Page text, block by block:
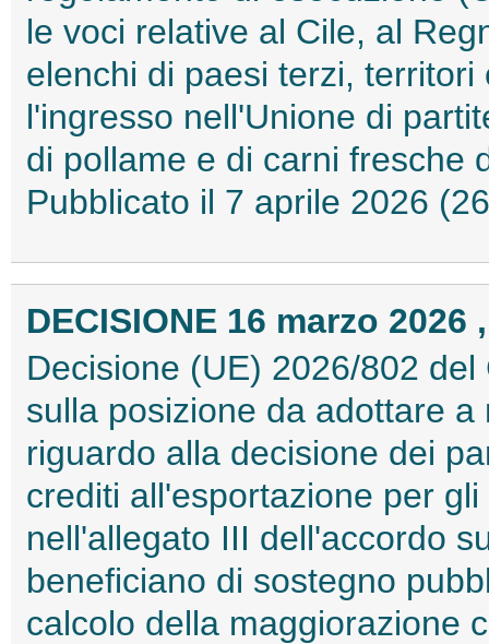
le voci relative al Cile, al
elenchi di paesi terzi,
l'ingresso nell'Unione di
di pollame e di carni fresche
Pubblicato il 7 aprile 2026
DECISIONE 16 marzo 2026
Decisione (UE) 2026/802
sulla posizione da adottare
riguardo alla decisione dei
crediti all'esportazione per
nell'allegato III dell'accordo
beneficiano di sostegno
calcolo della maggiorazione